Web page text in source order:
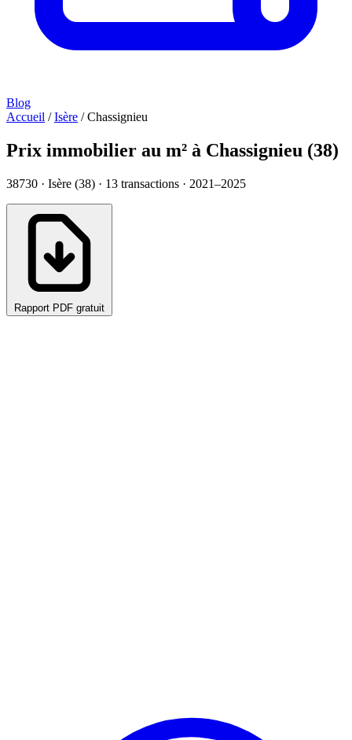
Blog
Accueil / Isère / Chassignieu
Prix immobilier au m² à Chassignieu (38)
38730 · Isère (38) · 13 transactions · 2021–2025
Rapport PDF gratuit